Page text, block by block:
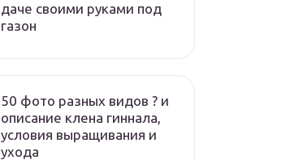
даче своими руками под
газон
50 фото разных видов ? и
описание клена гиннала,
условия выращивания и
ухода